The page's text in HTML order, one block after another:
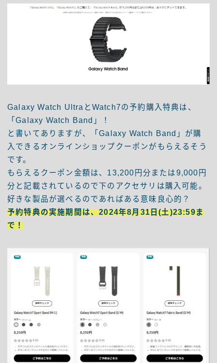
Galaxy Watch UltraとWatch7の予約購入特典は、
「Galaxy Watch Band」！
と書いてありますが、「Galaxy Watch Band」が購
入できるオンラインショップクーポンがもらえるそう
です。
もらえるクーポン金額は、13,200円分または9,000円
分と記載されているので下のアクセサリは購入可能。
好きな製品が選べるのであればある意味良心的？
予約特典の実施期間は、2024年8月31日(土)23:59ま
で！